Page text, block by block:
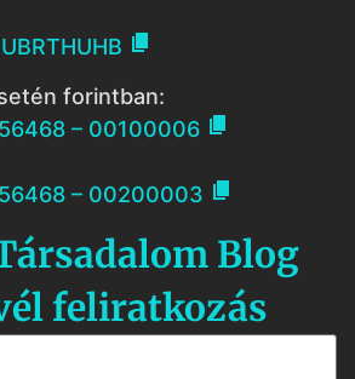
UBRTHUHB 
forintban:
– 00100006 
– 00200003 
Blog
feliratkozás